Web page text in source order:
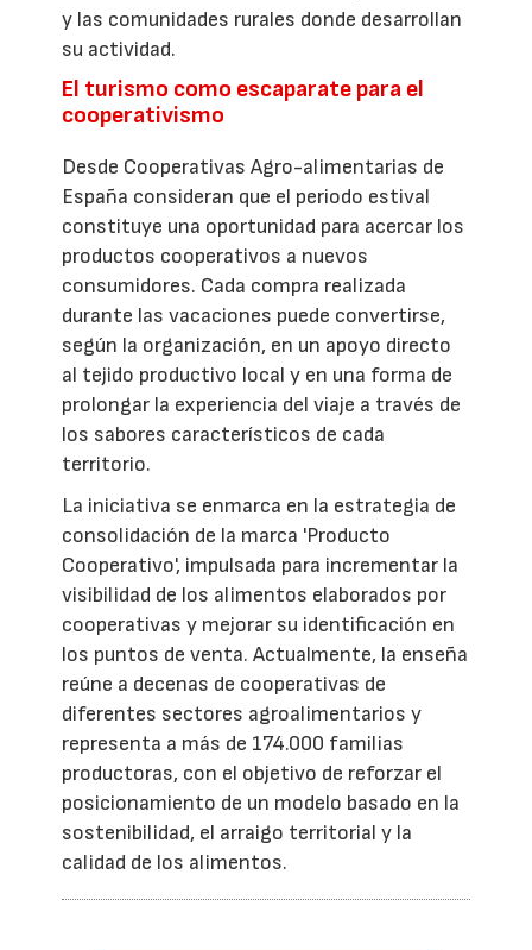
y las comunidades rurales donde desarrollan
su actividad.
El turismo como escaparate para el
cooperativismo
Desde Cooperativas Agro-alimentarias de
España consideran que el periodo estival
constituye una oportunidad para acercar los
productos cooperativos a nuevos
consumidores. Cada compra realizada
durante las vacaciones puede convertirse,
según la organización, en un apoyo directo
al tejido productivo local y en una forma de
prolongar la experiencia del viaje a través de
los sabores característicos de cada
territorio.
La iniciativa se enmarca en la estrategia de
consolidación de la marca 'Producto
Cooperativo', impulsada para incrementar la
visibilidad de los alimentos elaborados por
cooperativas y mejorar su identificación en
los puntos de venta. Actualmente, la enseña
reúne a decenas de cooperativas de
diferentes sectores agroalimentarios y
representa a más de 174.000 familias
productoras, con el objetivo de reforzar el
posicionamiento de un modelo basado en la
sostenibilidad, el arraigo territorial y la
calidad de los alimentos.